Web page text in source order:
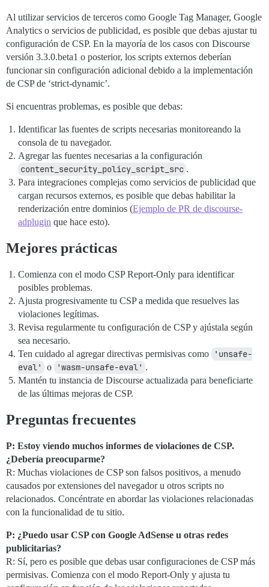
Al utilizar servicios de terceros como Google Tag Manager, Google
Analytics o servicios de publicidad, es posible que debas ajustar tu
configuración de CSP. En la mayoría de los casos con Discourse
versión 3.3.0.beta1 o posterior, los scripts externos deberían
funcionar sin configuración adicional debido a la implementación
de CSP de ‘strict-dynamic’.
Si encuentras problemas, es posible que debas:
Identificar las fuentes de scripts necesarias monitoreando la
consola de tu navegador.
Agregar las fuentes necesarias a la configuración
content_security_policy_script_src .
Para integraciones complejas como servicios de publicidad que
cargan recursos externos, es posible que debas habilitar la
renderización entre dominios (Ejemplo de PR de discourse-
adplugin que hace esto).
Mejores prácticas
Comienza con el modo CSP Report-Only para identificar
posibles problemas.
Ajusta progresivamente tu CSP a medida que resuelves las
violaciones legítimas.
Revisa regularmente tu configuración de CSP y ajústala según
sea necesario.
Ten cuidado al agregar directivas permisivas como
'unsafe-
eval'
o 'wasm-unsafe-eval' .
Mantén tu instancia de Discourse actualizada para beneficiarte
de las últimas mejoras de CSP.
Preguntas frecuentes
P: Estoy viendo muchos informes de violaciones de CSP.
¿Debería preocuparme?
R: Muchas violaciones de CSP son falsos positivos, a menudo
causados por extensiones del navegador u otros scripts no
relacionados. Concéntrate en abordar las violaciones relacionadas
con la funcionalidad de tu sitio.
P: ¿Puedo usar CSP con Google AdSense u otras redes
publicitarias?
R: Sí, pero es posible que debas usar configuraciones de CSP más
permisivas. Comienza con el modo Report-Only y ajusta tu